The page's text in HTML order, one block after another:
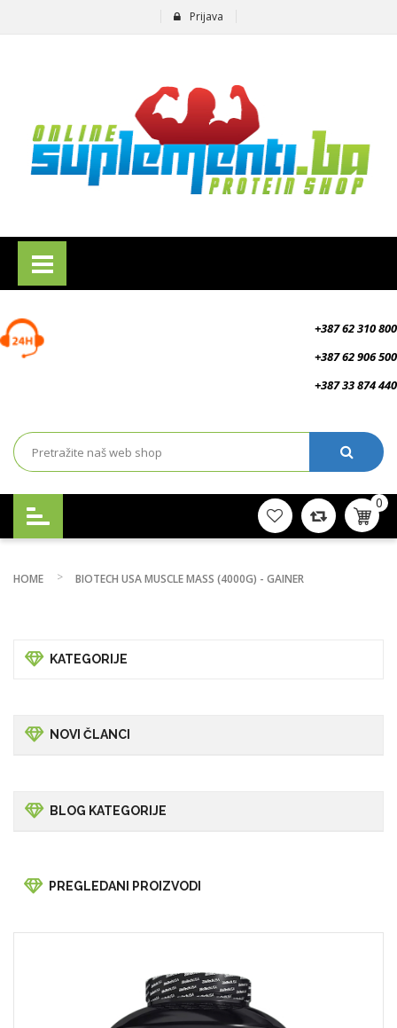
Prijava
+387 62 310 800
+387 62 906 500
+387 33 874 440
0
HOME BIOTECH USA MUSCLE MASS (4000G) - GAINER
KATEGORIJE
NOVI ČLANCI
BLOG KATEGORIJE
PREGLEDANI PROIZVODI